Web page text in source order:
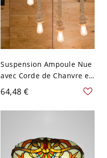
Suspension Ampoule Nue
avec Corde de Chanvre en
Beige Lampe de Plafond à
3-Tête Style Industriel -
110 V-120 V Beige
64,48 €